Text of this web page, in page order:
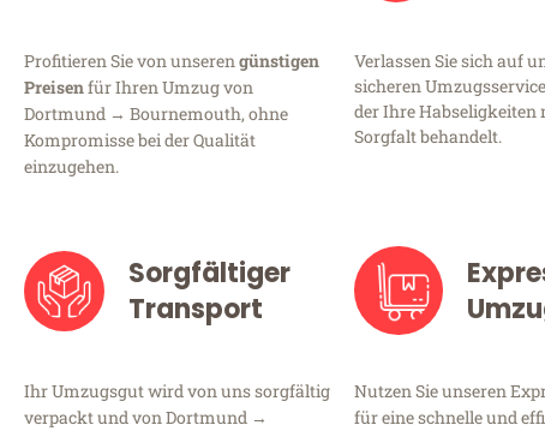
Profitieren Sie von unserengünstigen
Preisenfür Ihren Umzug von
Dortmund → Bournemouth, ohne
Kompromisse bei der Qualität
einzugehen.
Verlassen Sie sich auf
sicheren
der Ihre Habseligkeiten
Sorgfalt behandelt.
Sorgfältiger
Transport
Ihr Umzugsgut wird von uns sorgfältig
verpackt und von Dortmund →
Nutzen Sie unseren
für eine schnelle und